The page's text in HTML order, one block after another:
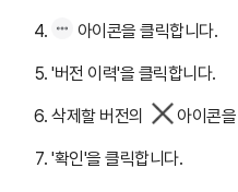
아이콘을 클릭합니다.
'버전 이력'을 클릭합니다.
삭제할 버전의 아이콘
'확인'을 클릭합니다.